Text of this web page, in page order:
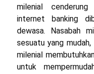
milenial
internet banking
dewasa. Nasabah
sesuatu yang
milenial
untuk